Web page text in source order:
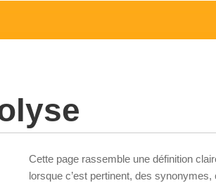
Cette page rassemble une définition
lorsque c’est pertinent, des